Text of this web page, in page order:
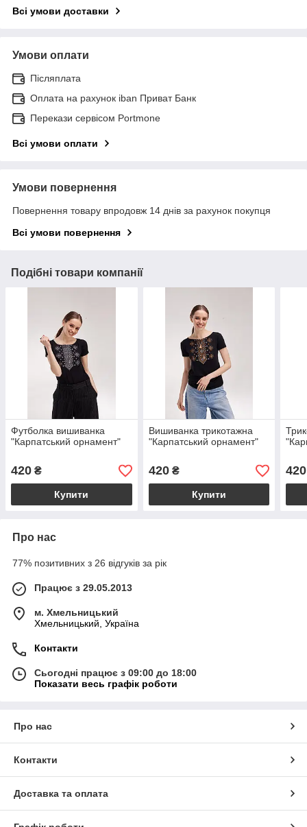
Всі умови доставки
Умови оплати
Післяплата
Оплата на рахунок iban Приват Банк
Перекази сервісом Portmone
Всі умови оплати
Умови повернення
Повернення товару впродовж 14 днів за рахунок покупця
Всі умови повернення
Подібні товари компанії
Футболка вишиванка
"Карпатський орнамент"
420 ₴
Купити
Вишиванка трикотажна
"Карпатський орнамент"
420₴
Купити
420
Про нас
77% позитивних з 26 відгуків за рік
Працює з 29.05.2013
м. Хмельницький
Хмельницький, Україна
Контакти
Сьогодні працює з 09:00 до 18:00
Показати весь графік роботи
Про нас
Контакти
Доставка та оплата